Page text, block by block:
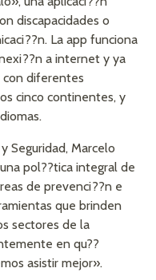
discapacidades o
La app funciona
a internet y ya
con diferentes
cinco continentes, y
Seguridad, Marcelo
pol??tica integral de
de prevenci??n e
que brinden
sectores de la
en qu??
asistir mejor».